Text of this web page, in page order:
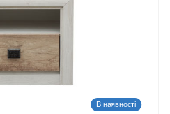
В наявності